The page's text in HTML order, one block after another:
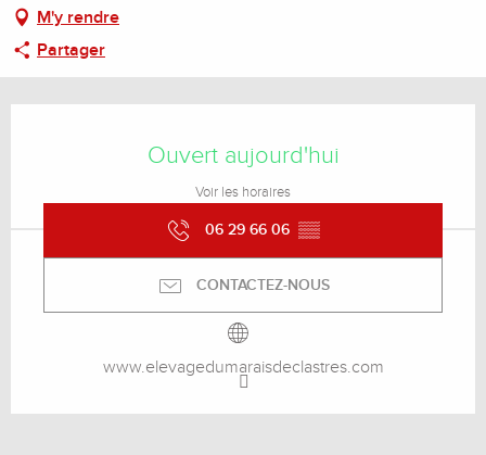
M'y rendre
Partager
Ouvert aujourd'hui
Voir les horaires
06 29 66 06 ▒▒
CONTACTEZ-NOUS
www.elevagedumaraisdeclastres.com